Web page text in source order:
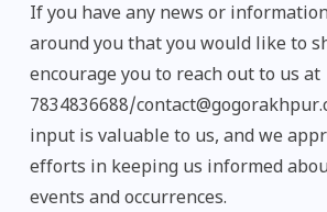
If you have any news or
around you that you would like to
encourage you to reach out to us at
7834836688/
input is valuable to us, and we
efforts in keeping us informed
events and occurrences.